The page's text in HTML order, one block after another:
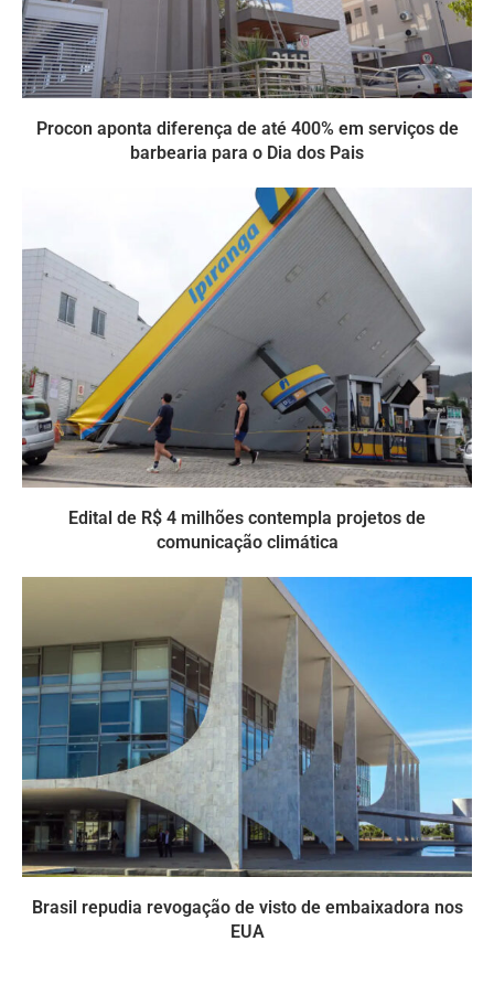
Procon aponta diferença de até 400% em serviços de
barbearia para o Dia dos Pais
Edital de R$ 4 milhões contempla projetos de
comunicação climática
Brasil repudia revogação de visto de embaixadora nos
EUA